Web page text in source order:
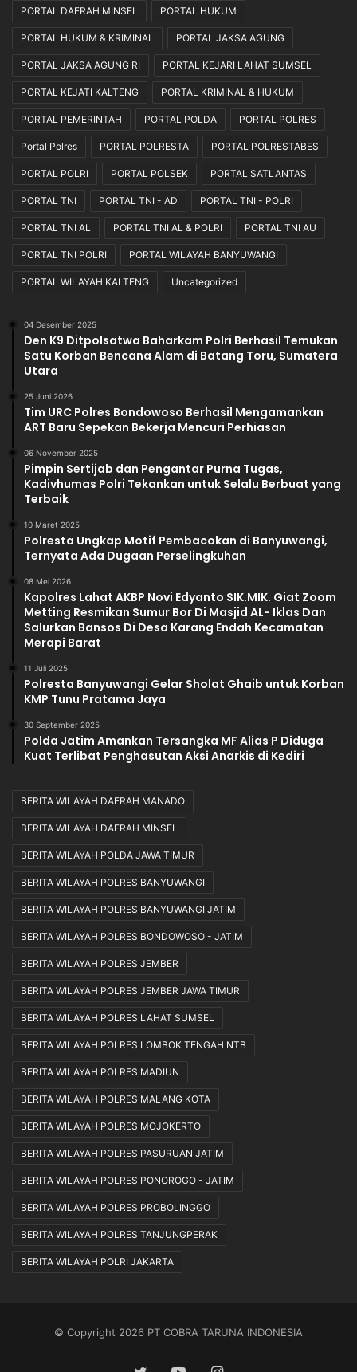
PORTAL DAERAH MINSEL PORTAL HUKUM
PORTAL HUKUM & KRIMINAL PORTAL JAKSA AGUNG
PORTAL JAKSA AGUNG RI PORTAL KEJARI LAHAT SUMSEL
PORTAL KEJATI KALTENG PORTAL KRIMINAL & HUKUM
PORTAL PEMERINTAH PORTAL POLDA PORTAL POLRES
Portal Polres PORTAL POLRESTA PORTAL POLRESTABES
PORTAL POLRI PORTAL POLSEK PORTAL SATLANTAS
PORTAL TNI PORTAL TNI - AD PORTAL TNI - POLRI
PORTAL TNI AL PORTAL TNI AL & POLRI PORTAL TNI AU
PORTAL TNI POLRI PORTAL WILAYAH BANYUWANGI
PORTAL WILAYAH KALTENG Uncategorized
04 Desember 2025
Den K9 Ditpolsatwa Baharkam Polri Berhasil Temukan
Satu Korban Bencana Alam di Batang Toru, Sumatera
Utara
25 Juni 2026
Tim URC Polres Bondowoso Berhasil Mengamankan
ART Baru Sepekan Bekerja Mencuri Perhiasan
06 November 2025
Pimpin Sertijab dan Pengantar Purna Tugas,
Kadivhumas Polri Tekankan untuk Selalu Berbuat yang
Terbaik
10 Maret 2025
Polresta Ungkap Motif Pembacokan di Banyuwangi,
Ternyata Ada Dugaan Perselingkuhan
08 Mei 2026
Kapolres Lahat AKBP Novi Edyanto SIK.MIK. Giat Zoom
Metting Resmikan Sumur Bor Di Masjid AL- Iklas Dan
Salurkan Bansos Di Desa Karang Endah Kecamatan
Merapi Barat
11 Juli 2025
Polresta Banyuwangi Gelar Sholat Ghaib untuk Korban
KMP Tunu Pratama Jaya
30 September 2025
Polda Jatim Amankan Tersangka MF Alias P Diduga
Kuat Terlibat Penghasutan Aksi Anarkis di Kediri
BERITA WILAYAH DAERAH MANADO
BERITA WILAYAH DAERAH MINSEL
BERITA WILAYAH POLDA JAWA TIMUR
BERITA WILAYAH POLRES BANYUWANGI
BERITA WILAYAH POLRES BANYUWANGI JATIM
BERITA WILAYAH POLRES BONDOWOSO - JATIM
BERITA WILAYAH POLRES JEMBER
BERITA WILAYAH POLRES JEMBER JAWA TIMUR
BERITA WILAYAH POLRES LAHAT SUMSEL
BERITA WILAYAH POLRES LOMBOK TENGAH NTB
BERITA WILAYAH POLRES MADIUN
BERITA WILAYAH POLRES MALANG KOTA
BERITA WILAYAH POLRES MOJOKERTO
BERITA WILAYAH POLRES PASURUAN JATIM
BERITA WILAYAH POLRES PONOROGO - JATIM
BERITA WILAYAH POLRES PROBOLINGGO
BERITA WILAYAH POLRES TANJUNGPERAK
BERITA WILAYAH POLRI JAKARTA
© Copyright 2026 PT COBRA TARUNA INDONESIA